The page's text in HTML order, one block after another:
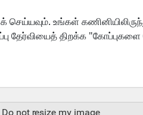
உங்கள்
தேர்வியைத் திறக்க